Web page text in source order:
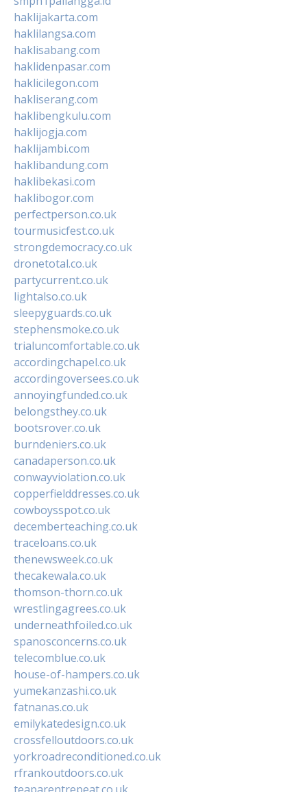
haklijakarta.com
haklilangsa.com
haklisabang.com
haklidenpasar.com
haklicilegon.com
hakliserang.com
haklibengkulu.com
haklijogja.com
haklijambi.com
haklibandung.com
haklibekasi.com
haklibogor.com
perfectperson.co.uk
tourmusicfest.co.uk
strongdemocracy.co.uk
dronetotal.co.uk
partycurrent.co.uk
lightalso.co.uk
sleepyguards.co.uk
stephensmoke.co.uk
trialuncomfortable.co.uk
accordingchapel.co.uk
accordingoversees.co.uk
annoyingfunded.co.uk
belongsthey.co.uk
bootsrover.co.uk
burndeniers.co.uk
canadaperson.co.uk
conwayviolation.co.uk
copperfielddresses.co.uk
cowboysspot.co.uk
decemberteaching.co.uk
traceloans.co.uk
thenewsweek.co.uk
thecakewala.co.uk
thomson-thorn.co.uk
wrestlingagrees.co.uk
underneathfoiled.co.uk
spanosconcerns.co.uk
telecomblue.co.uk
house-of-hampers.co.uk
yumekanzashi.co.uk
fatnanas.co.uk
emilykatedesign.co.uk
crossfelloutdoors.co.uk
yorkroadreconditioned.co.uk
rfrankoutdoors.co.uk
teaparentrepeat.co.uk